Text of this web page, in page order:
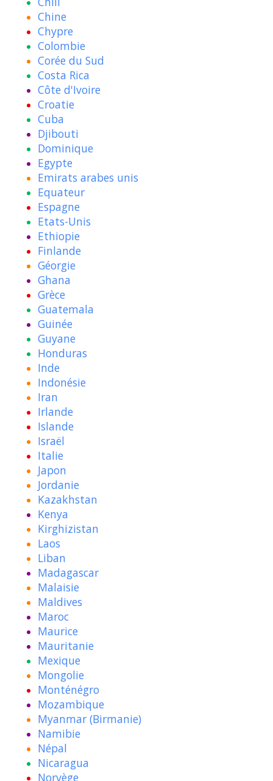
Chine
Chypre
Colombie
Corée du Sud
Costa Rica
Côte d'Ivoire
Croatie
Cuba
Djibouti
Dominique
Egypte
Emirats arabes unis
Equateur
Espagne
Etats-Unis
Ethiopie
Finlande
Géorgie
Ghana
Grèce
Guatemala
Guinée
Guyane
Honduras
Inde
Indonésie
Iran
Irlande
Islande
Israël
Italie
Japon
Jordanie
Kazakhstan
Kenya
Kirghizistan
Laos
Liban
Madagascar
Malaisie
Maldives
Maroc
Maurice
Mauritanie
Mexique
Mongolie
Monténégro
Mozambique
Myanmar (Birmanie)
Namibie
Népal
Nicaragua
Norvège